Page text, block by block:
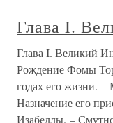
Глава I.
Глава I. Великий
Рождение Фомы
годах его жизни.
Назначение его
Изабеллы. –